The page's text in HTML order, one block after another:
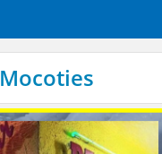
Mocoties